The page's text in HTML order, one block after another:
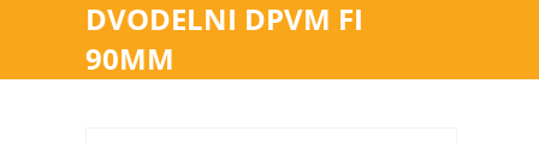
DVODELNI DPVM FI
90MM